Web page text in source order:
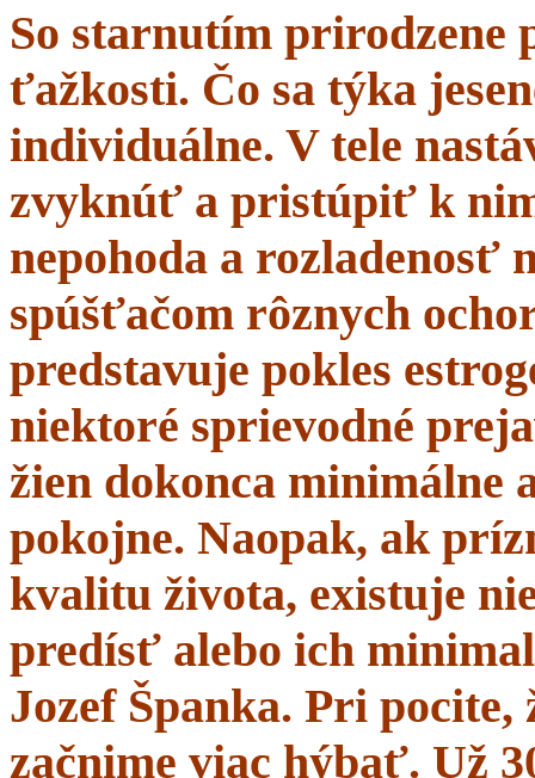
So starnutím prirodzene
ťažkosti. Čo sa týka
individuálne. V tele
zvyknúť a pristúpiť k
nepohoda a
spúšťačom rôznych
predstavuje pokles
niektoré sprievodné
žien dokonca minimálne
pokojne. Naopak, ak
kvalitu života, existuje
predísť alebo ich
Jozef Španka. Pri
začnime viac hýbať. Už